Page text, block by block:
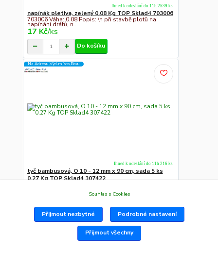
napínák pletiva, zelený 0.08 Kg TOP Sklad4 703006
703006 Váha: 0.08 Popis: \n při stavbě plotů na
napínání drátů, n...
17 Kč/ks
Ihned k odeslání do 11h 2539 ks
Do košíku
Na Adresu,Výd.místo,Boxu
tyč bambusová, O 10 - 12 mm x 90 cm, sada 5 ks
0.27 Kg TOP Sklad4 307422
Ihned k odeslání do 11h 216 ks
Do košíku
Souhlas s Cookies
Přijmout nezbytné Podrobné nastavení
Přijmout všechny